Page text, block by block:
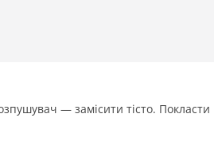
— замісити тісто. Покласти